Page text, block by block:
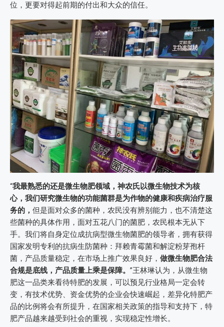
位，更要对得起前期的付出和大众的信任。
“我最熟悉的还是微生物肥领域，神农氏以微生物技术为核
心，我们研究微生物的功能菌群是为作物的健康和疾病治疗服
务的， 但是面对众多的菌种，农民没有辨别能力，也不清楚这
些菌种的具体作用，面对五花八门的菌肥，农民根本无从下
手。我们将自身定位成抗病型微生物菌肥的领导者，拥有获得
国家发明专利的抗病生防菌种：拜赖青霉菌和解淀粉芽孢杆
菌，产品质量稳定，在市场上推广效果良好， 做微生物肥合法
合规是底线，产品质量上乘是保障。 ”王林琳认为，从微生物
肥这一品类来看待特肥的发展，可以预见行业格局一定会转
变，有技术优势、资金优势的企业会快速崛起，差异化特肥产
品的比例将会有所提升，在国家相关政策的指导和支持下，特
肥产品越来越受到社会的重视，实现稳定性增长。